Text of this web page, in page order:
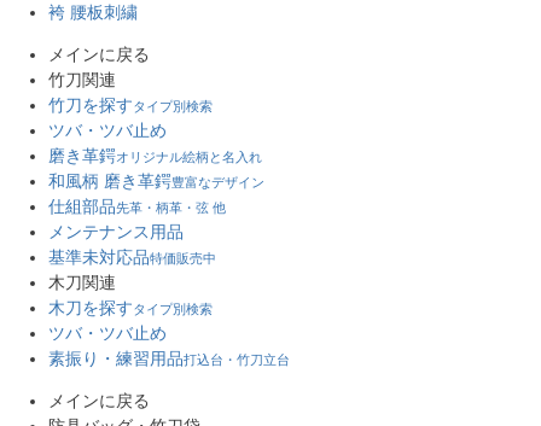
袴 腰板刺繍
メインに戻る
竹刀関連
竹刀を探すタイプ別検索
ツバ・ツバ止め
磨き革鍔オリジナル絵柄と名入れ
和風柄 磨き革鍔豊富なデザイン
仕組部品先革・柄革・弦 他
メンテナンス用品
基準未対応品特価販売中
木刀関連
木刀を探すタイプ別検索
ツバ・ツバ止め
素振り・練習用品打込台・竹刀立台
メインに戻る